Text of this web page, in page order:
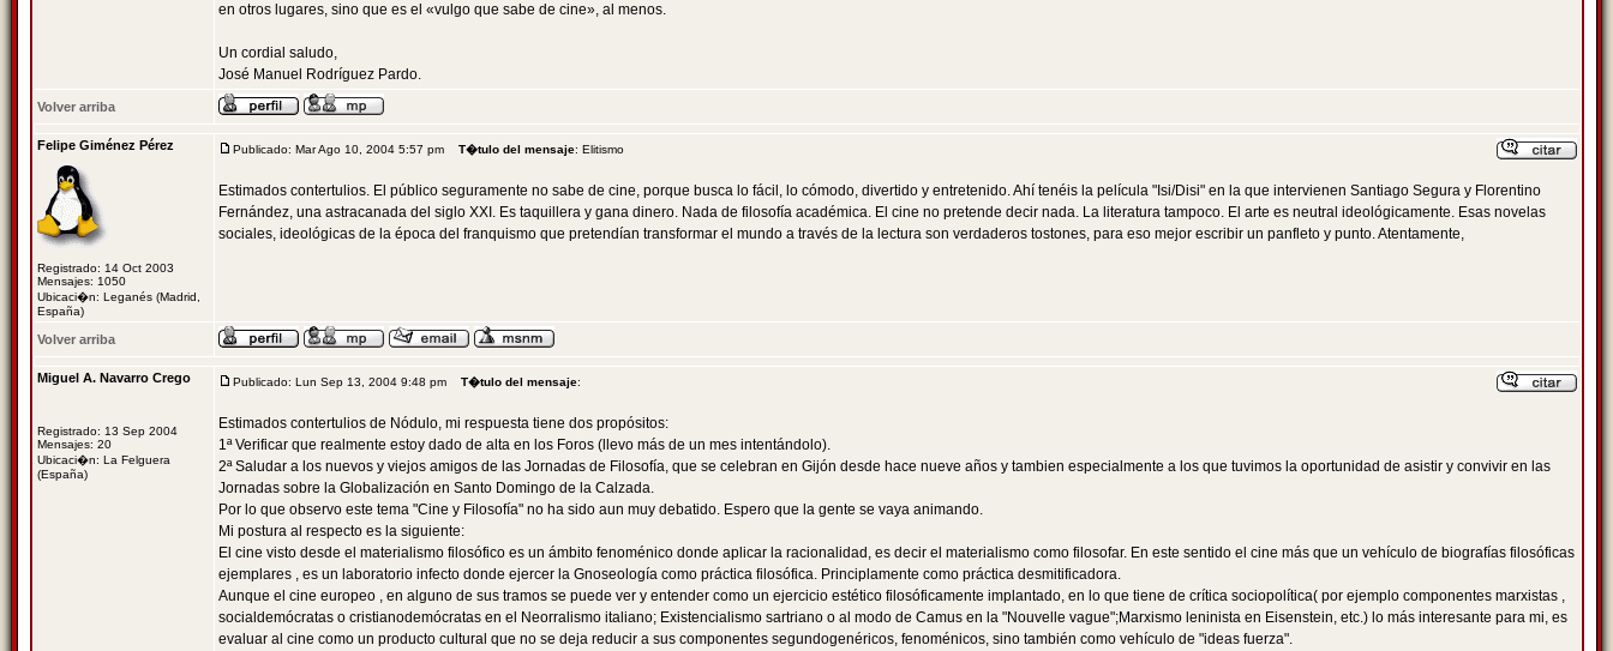
en otros lugares, sino que es el «vulgo que sabe de cine», al menos.
Un cordial saludo,
José Manuel Rodríguez Pardo.
Volver arriba
Felipe Giménez Pérez
Registrado: 14 Oct 2003
Mensajes: 1050
Ubicaci�n: Leganés (Madrid,
España)
Publicado: Mar Ago 10, 2004 5:57 pm T�tulo del mensaje: Elitismo
Estimados contertulios. El público seguramente no sabe de cine, porque busca lo fácil, lo cómodo, divertido y entretenido. Ahí tenéis la película "Isi/Disi" en la que intervienen Santiago Segura y Florentino
Fernández, una astracanada del siglo XXI. Es taquillera y gana dinero. Nada de filosofía académica. El cine no pretende decir nada. La literatura tampoco. El arte es neutral ideológicamente. Esas novelas
sociales, ideológicas de la época del franquismo que pretendían transformar el mundo a través de la lectura son verdaderos tostones, para eso mejor escribir un panfleto y punto. Atentamente,
Volver arriba
Miguel A. Navarro Crego
Registrado: 13 Sep 2004
Mensajes: 20
Ubicaci�n: La Felguera
(España)
Publicado: Lun Sep 13, 2004 9:48 pm T�tulo del mensaje:
Estimados contertulios de Nódulo, mi respuesta tiene dos propósitos:
1ª Verificar que realmente estoy dado de alta en los Foros (llevo más de un mes intentándolo).
2ª Saludar a los nuevos y viejos amigos de las Jornadas de Filosofía, que se celebran en Gijón desde hace nueve años y tambien especialmente a los que tuvimos la oportunidad de asistir y convivir en las
Jornadas sobre la Globalización en Santo Domingo de la Calzada.
Por lo que observo este tema "Cine y Filosofía" no ha sido aun muy debatido. Espero que la gente se vaya animando.
Mi postura al respecto es la siguiente:
El cine visto desde el materialismo filosófico es un ámbito fenoménico donde aplicar la racionalidad, es decir el materialismo como filosofar. En este sentido el cine más que un vehículo de biografías filosóficas
ejemplares , es un laboratorio infecto donde ejercer la Gnoseología como práctica filosófica. Principlamente como práctica desmitificadora.
Aunque el cine europeo , en alguno de sus tramos se puede ver y entender como un ejercicio estético filosóficamente implantado, en lo que tiene de crítica sociopolítica( por ejemplo componentes marxistas ,
socialdemócratas o cristianodemócratas en el Neorralismo italiano; Existencialismo sartriano o al modo de Camus en la "Nouvelle vague";Marxismo leninista en Eisenstein, etc.) lo más interesante para mi, es
evaluar al cine como un producto cultural que no se deja reducir a sus componentes segundogenéricos, fenoménicos, sino también como vehículo de "ideas fuerza".